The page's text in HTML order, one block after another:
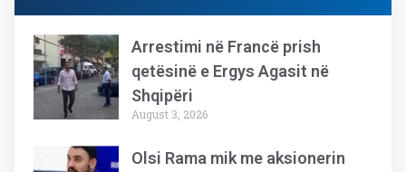
Arrestimi në Francë prish
qetësinë e Ergys Agasit në
Shqipëri
August 3, 2026
Olsi Rama mik me aksionerin